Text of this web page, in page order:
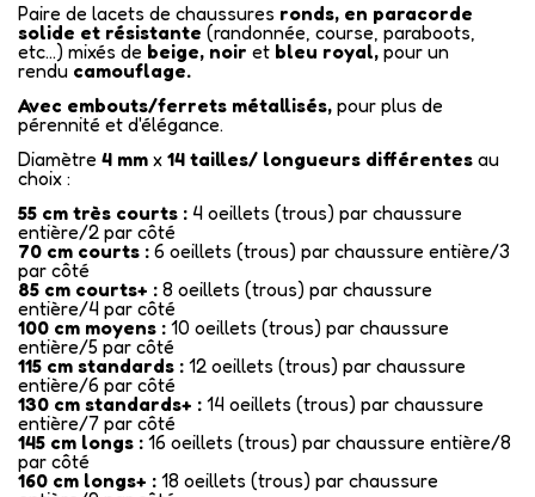
Paire de lacets de chaussures ronds, en paracorde
solide et résistante (randonnée, course, paraboots,
etc...) mixés de beige, noir et bleu royal, pour un
rendu camouflage.
Avec embouts/ferrets métallisés, pour plus de
pérennité et d'élégance.
Diamètre 4 mm x 14 tailles/ longueurs différentes au
choix :
55 cm très courts : 4 oeillets (trous) par chaussure
entière/2 par côté
70 cm courts : 6 oeillets (trous) par chaussure entière/3
par côté
85 cm courts+ : 8 oeillets (trous) par chaussure
entière/4 par côté
100 cm moyens : 10 oeillets (trous) par chaussure
entière/5 par côté
115 cm standards : 12 oeillets (trous) par chaussure
entière/6 par côté
130 cm standards+ : 14 oeillets (trous) par chaussure
entière/7 par côté
145 cm longs : 16 oeillets (trous) par chaussure entière/8
par côté
160 cm longs+ : 18 oeillets (trous) par chaussure